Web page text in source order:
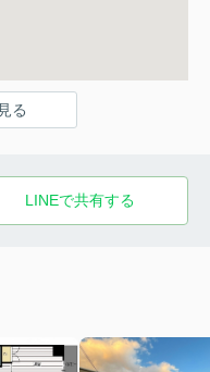
る
LINEで共有する